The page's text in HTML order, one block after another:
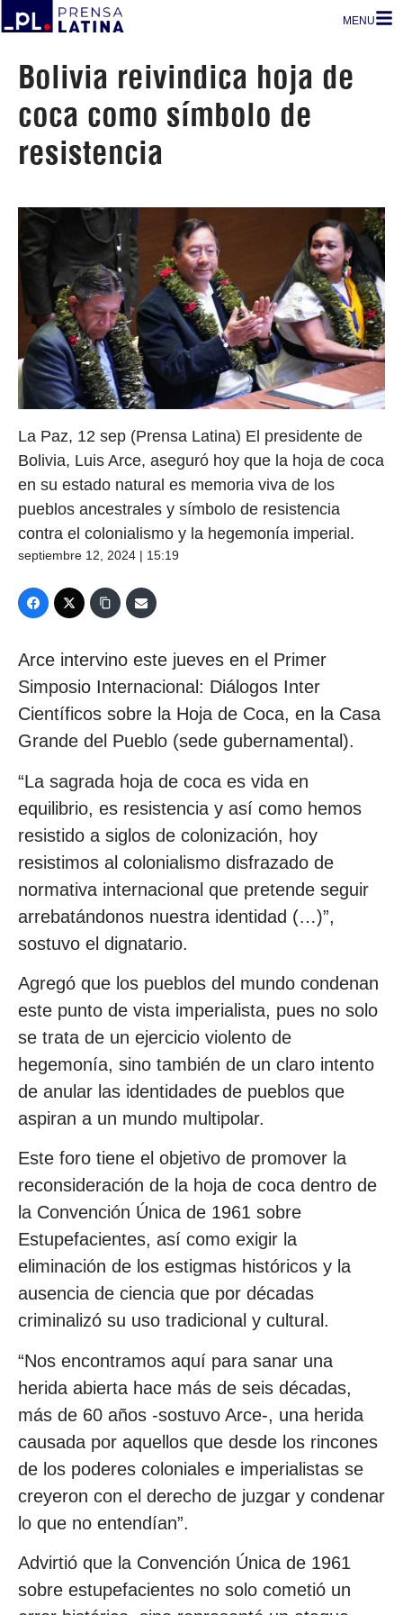
MENU
Bolivia reivindica hoja de
coca como símbolo de
resistencia
La Paz, 12 sep (Prensa Latina) El presidente de
Bolivia, Luis Arce, aseguró hoy que la hoja de coca
en su estado natural es memoria viva de los
pueblos ancestrales y símbolo de resistencia
contra el colonialismo y la hegemonía imperial.
septiembre 12, 2024 | 15:19
Arce intervino este jueves en el Primer
Simposio Internacional: Diálogos Inter
Científicos sobre la Hoja de Coca, en la Casa
Grande del Pueblo (sede gubernamental).
“La sagrada hoja de coca es vida en
equilibrio, es resistencia y así como hemos
resistido a siglos de colonización, hoy
resistimos al colonialismo disfrazado de
normativa internacional que pretende seguir
arrebatándonos nuestra identidad (…)”,
sostuvo el dignatario.
Agregó que los pueblos del mundo condenan
este punto de vista imperialista, pues no solo
se trata de un ejercicio violento de
hegemonía, sino también de un claro intento
de anular las identidades de pueblos que
aspiran a un mundo multipolar.
Este foro tiene el objetivo de promover la
reconsideración de la hoja de coca dentro de
la Convención Única de 1961 sobre
Estupefacientes, así como exigir la
eliminación de los estigmas históricos y la
ausencia de ciencia que por décadas
criminalizó su uso tradicional y cultural.
“Nos encontramos aquí para sanar una
herida abierta hace más de seis décadas,
más de 60 años -sostuvo Arce-, una herida
causada por aquellos que desde los rincones
de los poderes coloniales e imperialistas se
creyeron con el derecho de juzgar y condenar
lo que no entendían”.
Advirtió que la Convención Única de 1961
sobre estupefacientes no solo cometió un